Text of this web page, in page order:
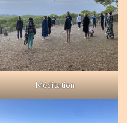
Méditation